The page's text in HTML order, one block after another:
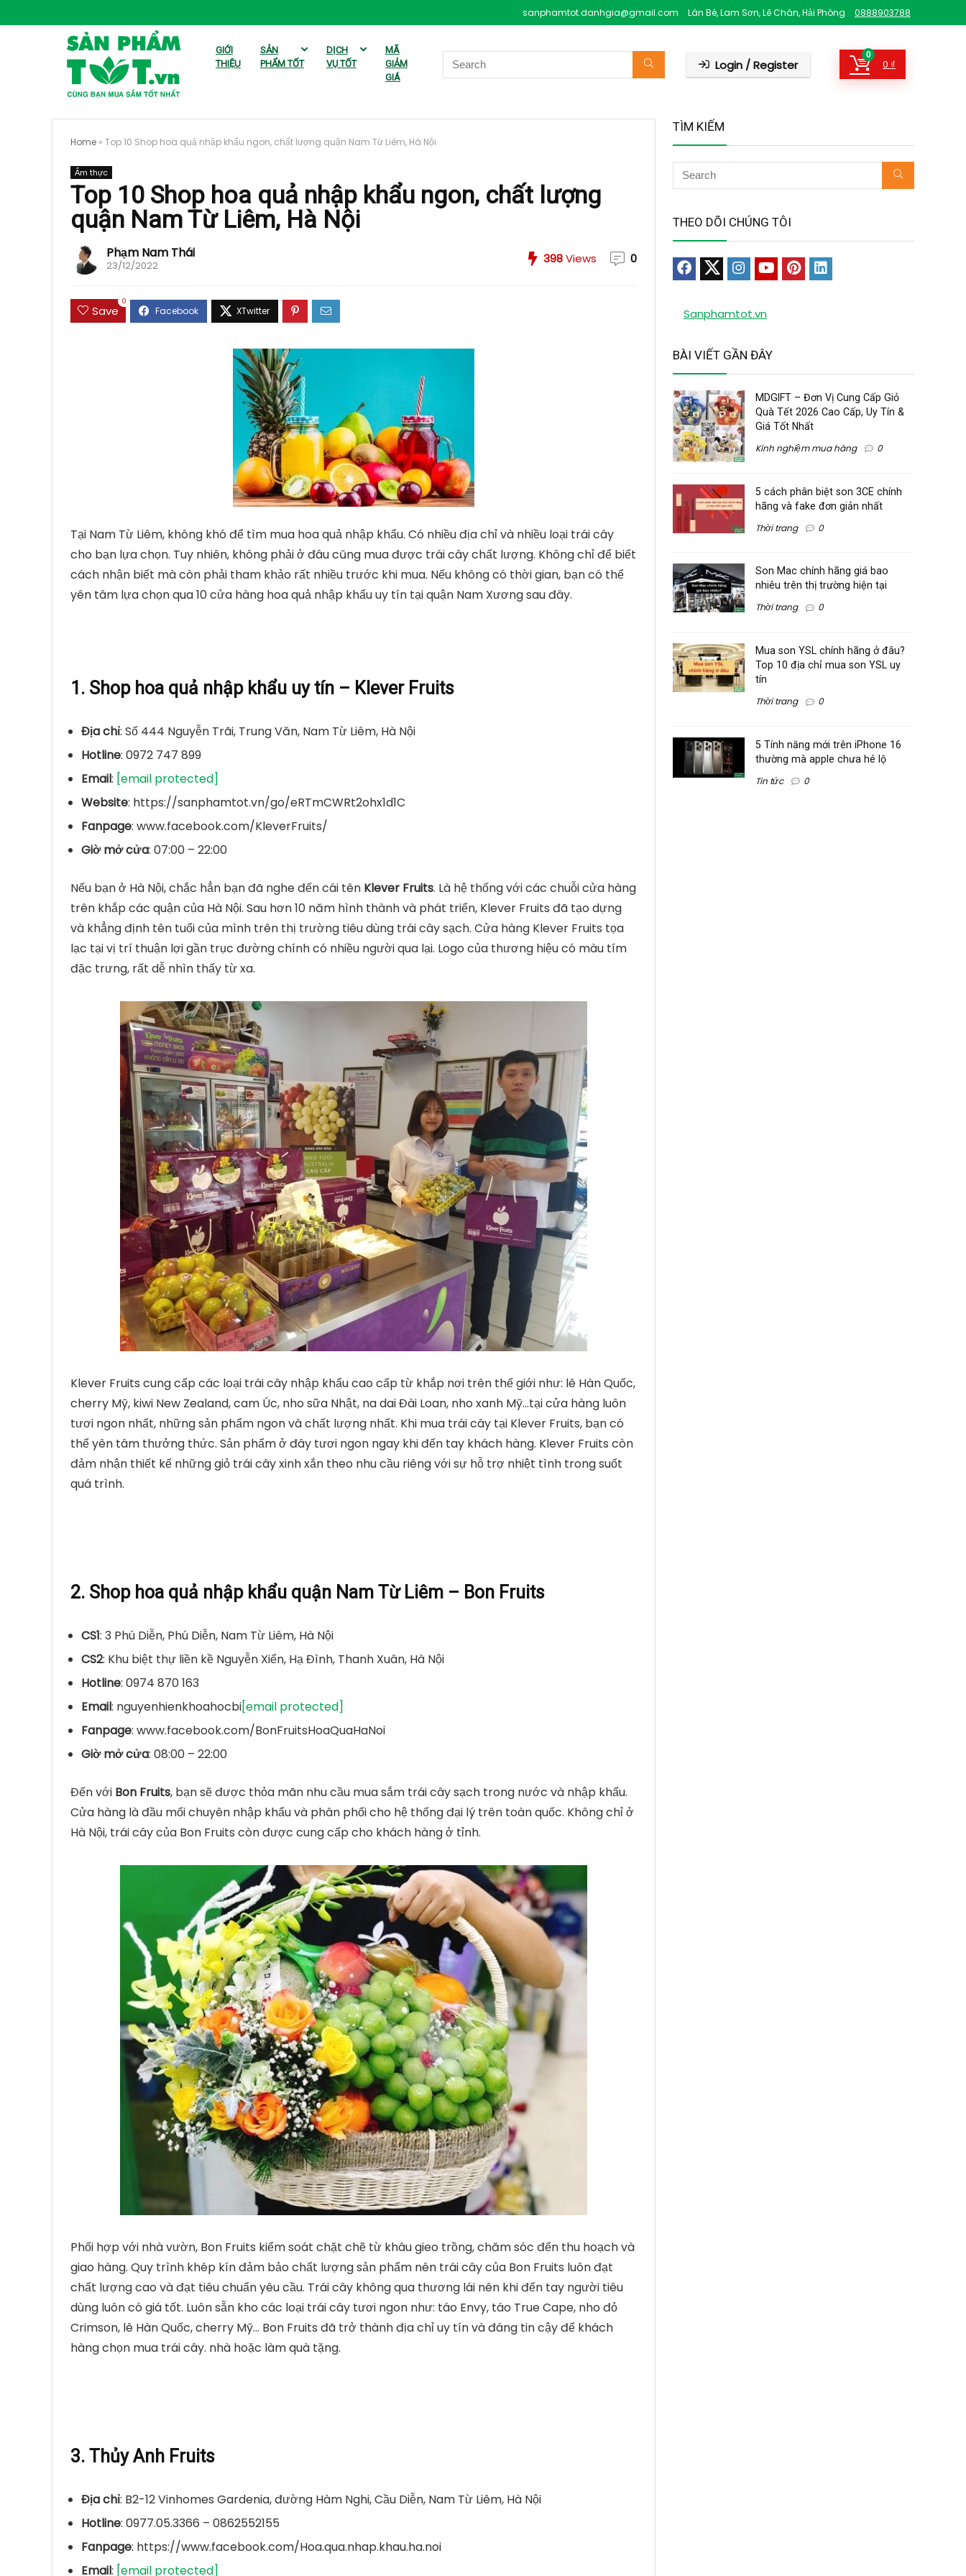
sanphamtot.danhgia@gmail.com Lán Bè, Lam Sơn, Lê Chân, Hải Phòng 0888903788
GIỚI
THIỆU
SẢN
PHẨM TỐT
DỊCH
VỤ TỐT
MÃ
GIẢM
GIÁ
Login / Register
0
0 ₫
Home » Top 10 Shop hoa quả nhập khẩu ngon, chất lượng quận Nam Từ Liêm, Hà Nội
Ẩm thực
Top 10 Shop hoa quả nhập khẩu ngon, chất lượng
quận Nam Từ Liêm, Hà Nội
Phạm Nam Thái
23/12/2022 398Views 0
Save
0
Tại Nam Từ Liêm, không khó để tìm mua hoa quả nhập khẩu. Có nhiều địa chỉ và nhiều loại trái cây
cho bạn lựa chọn. Tuy nhiên, không phải ở đâu cũng mua được trái cây chất lượng. Không chỉ để biết
cách nhận biết mà còn phải tham khảo rất nhiều trước khi mua. Nếu không có thời gian, bạn có thể
yên tâm lựa chọn qua 10 cửa hàng hoa quả nhập khẩu uy tín tại quận Nam Xương sau đây.
1. Shop hoa quả nhập khẩu uy tín – Klever Fruits
Địa chỉ: Số 444 Nguyễn Trãi, Trung Văn, Nam Từ Liêm, Hà Nội
Hotline: 0972 747 899
Email: [email protected]
Website: https://sanphamtot.vn/go/eRTmCWRt2ohx1d1C
Fanpage: www.facebook.com/KleverFruits/
Giờ mở cửa: 07:00 – 22:00
Nếu bạn ở Hà Nội, chắc hẳn bạn đã nghe đến cái tên Klever Fruits. Là hệ thống với các chuỗi cửa hàng
trên khắp các quận của Hà Nội. Sau hơn 10 năm hình thành và phát triển, Klever Fruits đã tạo dựng
và khẳng định tên tuổi của mình trên thị trường tiêu dùng trái cây sạch. Cửa hàng Klever Fruits tọa
lạc tại vị trí thuận lợi gần trục đường chính có nhiều người qua lại. Logo của thương hiệu có màu tím
đặc trưng, ​​rất dễ nhìn thấy từ xa.
Klever Fruits cung cấp các loại trái cây nhập khẩu cao cấp từ khắp nơi trên thế giới như: lê Hàn Quốc,
cherry Mỹ, kiwi New Zealand, cam Úc, nho sữa Nhật, na dai Đài Loan, nho xanh Mỹ…tại cửa hàng luôn
tươi ngon nhất, những sản phẩm ngon và chất lượng nhất. Khi mua trái cây tại Klever Fruits, bạn có
thể yên tâm thưởng thức. Sản phẩm ở đây tươi ngon ngay khi đến tay khách hàng. Klever Fruits còn
đảm nhận thiết kế những giỏ trái cây xinh xắn theo nhu cầu riêng với sự hỗ trợ nhiệt tình trong suốt
quá trình.
2. Shop hoa quả nhập khẩu quận Nam Từ Liêm – Bon Fruits
CS1: 3 Phú Diễn, Phú Diễn, Nam Từ Liêm, Hà Nội
CS2: Khu biệt thự liền kề Nguyễn Xiển, Hạ Đình, Thanh Xuân, Hà Nội
Hotline: 0974 870 163
Email: nguyenhienkhoahocbi[email protected]
Fanpage: www.facebook.com/BonFruitsHoaQuaHaNoi
Giờ mở cửa: 08:00 – 22:00
Đến với Bon Fruits, bạn sẽ được thỏa mãn nhu cầu mua sắm trái cây sạch trong nước và nhập khẩu.
Cửa hàng là đầu mối chuyên nhập khẩu và phân phối cho hệ thống đại lý trên toàn quốc. Không chỉ ở
Hà Nội, trái cây của Bon Fruits còn được cung cấp cho khách hàng ở tỉnh.
Phối hợp với nhà vườn, Bon Fruits kiểm soát chặt chẽ từ khâu gieo trồng, chăm sóc đến thu hoạch và
giao hàng. Quy trình khép kín đảm bảo chất lượng sản phẩm nên trái cây của Bon Fruits luôn đạt
chất lượng cao và đạt tiêu chuẩn yêu cầu. Trái cây không qua thương lái nên khi đến tay người tiêu
dùng luôn có giá tốt. Luôn sẵn kho các loại trái cây tươi ngon như: táo Envy, táo True Cape, nho đỏ
Crimson, lê Hàn Quốc, cherry Mỹ… Bon Fruits đã trở thành địa chỉ uy tín và đáng tin cậy để khách
hàng chọn mua trái cây. nhà hoặc làm quà tặng.
3. Thủy Anh Fruits
Địa chỉ: B2-12 Vinhomes Gardenia, đường Hàm Nghi, Cầu Diễn, Nam Từ Liêm, Hà Nội
Hotline: 0977.05.3366 – 0862552155
Fanpage: https://www.facebook.com/Hoa.qua.nhap.khau.ha.noi
Email: [email protected]
TÌM KIẾM
THEO DÕI CHÚNG TÔI
Sanphamtot.vn
BÀI VIẾT GẦN ĐÂY
MDGIFT – Đơn Vị Cung Cấp Giỏ
Quà Tết 2026 Cao Cấp, Uy Tín &
Giá Tốt Nhất
Kinh nghiệm mua hàng 0
5 cách phân biệt son 3CE chính
hãng và fake đơn giản nhất
Thời trang 0
Son Mac chính hãng giá bao
nhiêu trên thị trường hiện tại
Thời trang 0
Mua son YSL chính hãng ở đâu?
Top 10 địa chỉ mua son YSL uy
tín
Thời trang 0
5 Tính năng mới trên iPhone 16
thường mà apple chưa hé lộ
Tin tức 0